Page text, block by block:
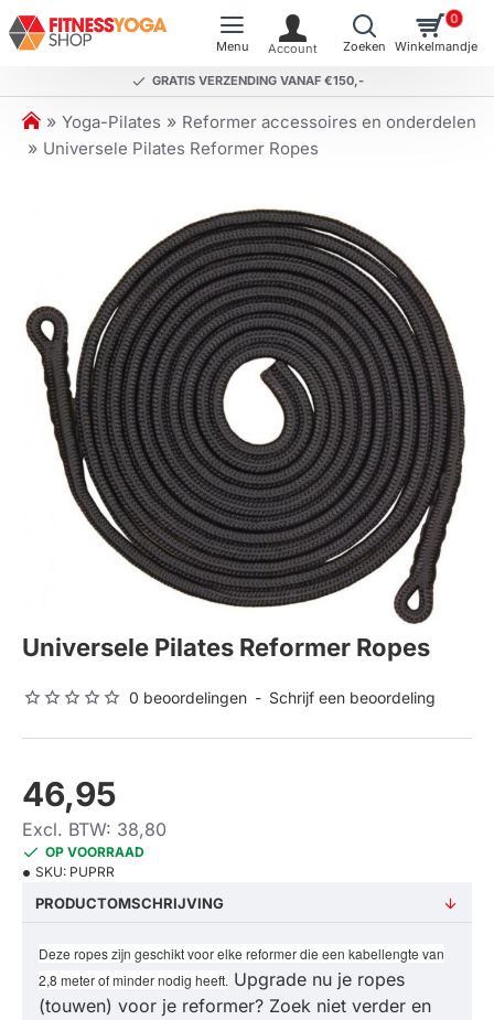
GRATIS VERZENDING VANAF €150,-
0
h
o
Yoga-Pilates
Reformer accessoires en onderdelen
Universele Pilates Reformer Ropes
Universele Pilates Reformer Ropes
0 beoordelingen - Schrijf een beoordeling
46,95
Excl. BTW: 38,80
OP VOORRAAD
SKU: PUPRR
PRODUCTOMSCHRIJVING
Deze ropes zijn geschikt voor elke reformer die een kabellengte van
2,8 meter of minder nodig heeft. Upgrade nu je ropes
(touwen) voor je reformer? Zoek niet verder en